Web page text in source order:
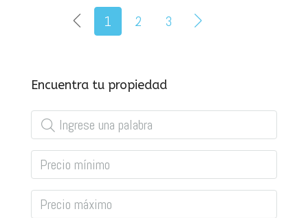
1 2 3
Encuentra tu propiedad